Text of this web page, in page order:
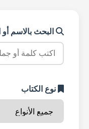
البحث بالاسم
نوع الكتاب